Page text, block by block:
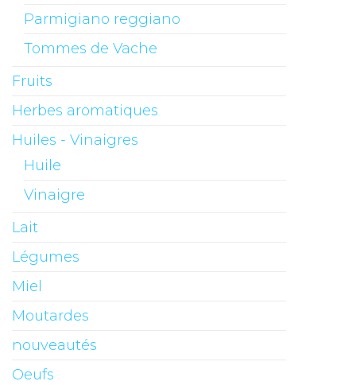
Parmigiano reggiano
Tommes de Vache
Fruits
Herbes aromatiques
Huiles - Vinaigres
Huile
Vinaigre
Lait
Légumes
Miel
Moutardes
nouveautés
Oeufs